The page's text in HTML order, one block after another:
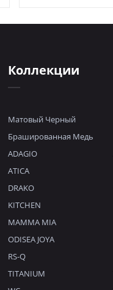
Коллекции
Матовый Черный
Брашированная Медь
ADAGIO
ATICA
DRAKO
KITCHEN
MAMMA MIA
ODISEA JOYA
RS-Q
TITANIUM